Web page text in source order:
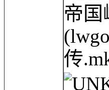
帝国
传